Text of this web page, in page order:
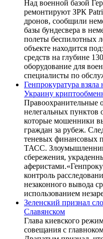
Над военной базой
ремонтируют ЗРК
дронов, сообщили
базы бундесвера в
полеты беспилотных
объекте находится
средств на глубине
оборудование для
специалисты по
Генпрокуратура
Украину
Правоохранительные
нелегальных пунктов
которые мошенники
граждан за рубеж.
теневых финансовых
ТАСС.
сбережения,
контроль
незаконного вывода
использованием
Зеленский признал
Славянском
Глава киевского
совещания с